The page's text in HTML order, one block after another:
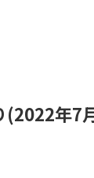
(2022年7